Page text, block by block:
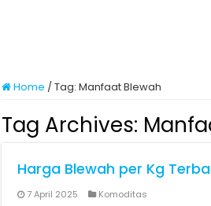
Home /Tag:Manfaat Blewah
Tag Archives:
Harga Blewah per Kg
7 April 2025 Komoditas